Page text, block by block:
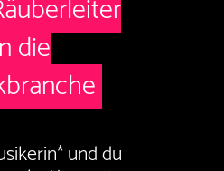
die
und du